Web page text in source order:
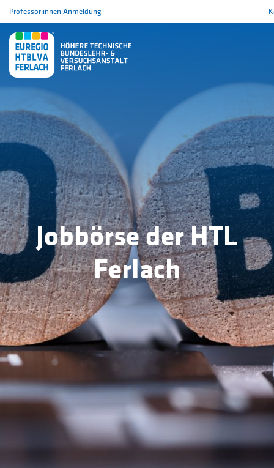
Professor:innen|Anmeldung
Jobbörse der HTL
Ferlach